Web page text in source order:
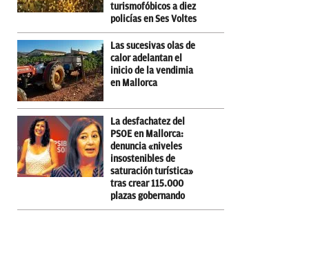
turismofóbicos a diez
policías en Ses Voltes
Las sucesivas olas de
calor adelantan el
inicio de la vendimia
en Mallorca
La desfachatez del
PSOE en Mallorca:
denuncia «niveles
insostenibles de
saturación turística»
tras crear 115.000
plazas gobernando